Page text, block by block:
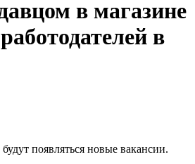
в магазине
в
появляться новые вакансии.